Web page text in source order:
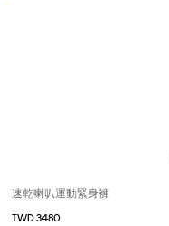
速乾喇叭運動緊身褲
TWD 3480